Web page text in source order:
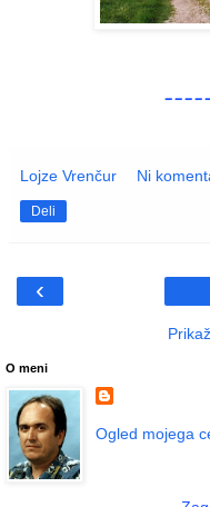
Lojze Vrenčur Ni
Deli
‹
O meni
Ogled mojega